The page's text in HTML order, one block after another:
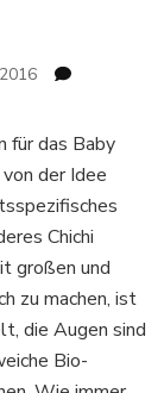
für das Baby
der Idee
Chichi
großen und
zu machen, ist
die Augen sind
Bio-